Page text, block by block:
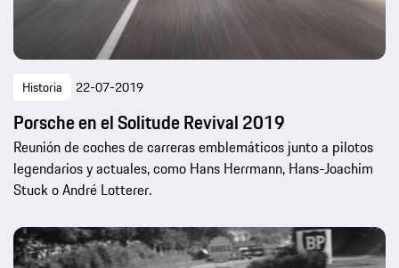
Historia 22-07-2019
Porsche en el Solitude Revival 2019
Reunión de coches de carreras emblemáticos junto a pilotos
legendarios y actuales, como Hans Herrmann, Hans-Joachim
Stuck o André Lotterer.